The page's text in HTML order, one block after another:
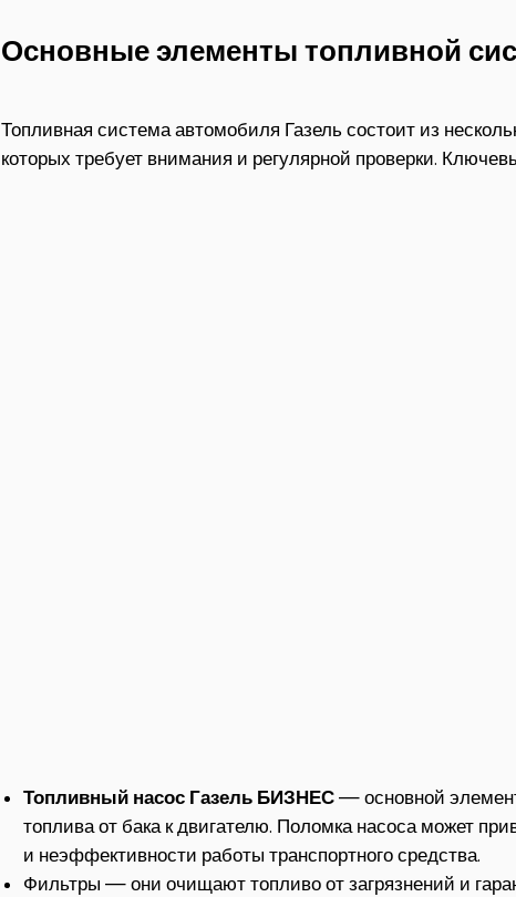
Основные элементы топливной
Топливная система автомобиля Газель состоит из
которых требует внимания и регулярной проверки.
Топливный насос Газель БИЗНЕС — основной
топлива от бака к двигателю. Поломка насоса может
и неэффективности работы транспортного средства.
Фильтры — они очищают топливо от загрязнений и